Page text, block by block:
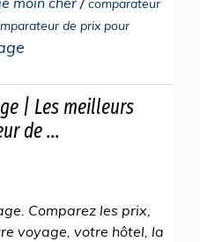
comparateur
de prix pour
| Les meilleurs
de ...
Comparez les prix,
voyage, votre hôtel, la